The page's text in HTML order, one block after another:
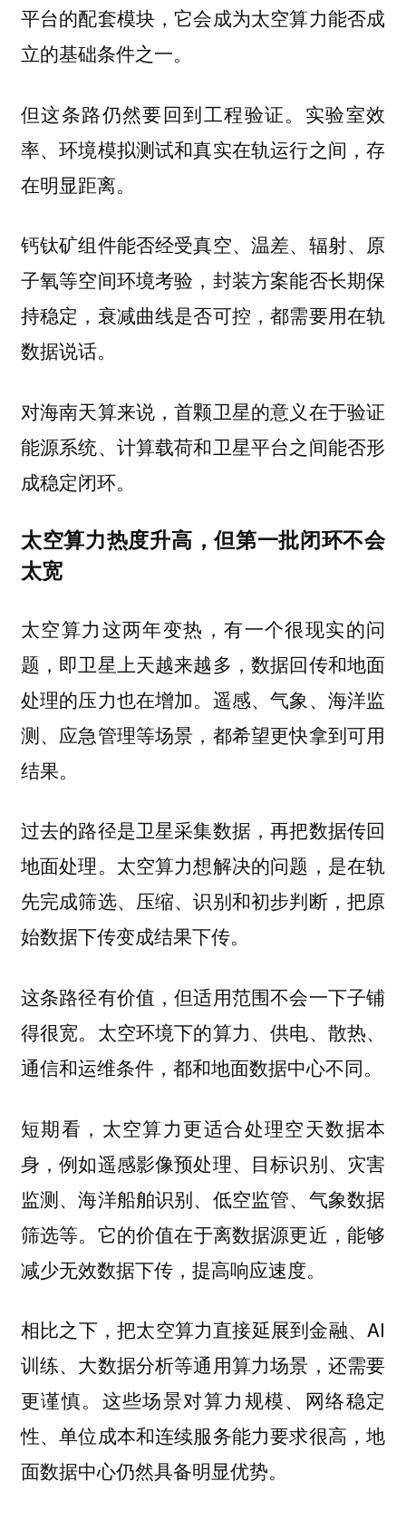
平台的配套模块，它会成为太空算力能否成
立的基础条件之一。
但这条路仍然要回到工程验证。实验室效
率、环境模拟测试和真实在轨运行之间，存
在明显距离。
钙钛矿组件能否经受真空、温差、辐射、原
子氧等空间环境考验，封装方案能否长期保
持稳定，衰减曲线是否可控，都需要用在轨
数据说话。
对海南天算来说，首颗卫星的意义在于验证
能源系统、计算载荷和卫星平台之间能否形
成稳定闭环。
太空算力热度升高，但第一批闭环不会
太宽
太空算力这两年变热，有一个很现实的问
题，即卫星上天越来越多，数据回传和地面
处理的压力也在增加。遥感、气象、海洋监
测、应急管理等场景，都希望更快拿到可用
结果。
过去的路径是卫星采集数据，再把数据传回
地面处理。太空算力想解决的问题，是在轨
先完成筛选、压缩、识别和初步判断，把原
始数据下传变成结果下传。
这条路径有价值，但适用范围不会一下子铺
得很宽。太空环境下的算力、供电、散热、
通信和运维条件，都和地面数据中心不同。
短期看，太空算力更适合处理空天数据本
身，例如遥感影像预处理、目标识别、灾害
监测、海洋船舶识别、低空监管、气象数据
筛选等。 它的价值在于离数据源更近，能够
减少无效数据下传，提高响应速度。
相比之下，把太空算力直接延展到金融、AI
训练、大数据分析等通用算力场景，还需要
更谨慎。 这些场景对算力规模、网络稳定
性、单位成本和连续服务能力要求很高，地
面数据中心仍然具备明显优势。